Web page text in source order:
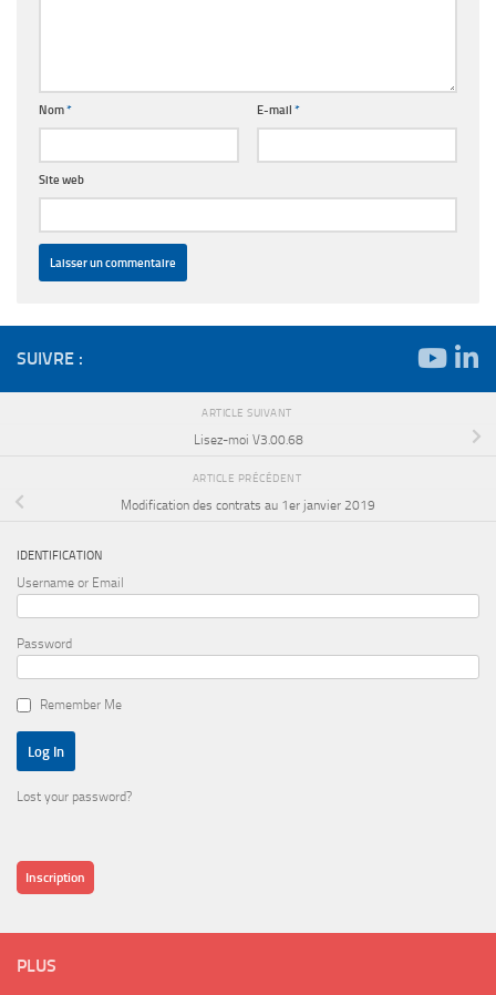
Nom* E-mail *
Site web
SUIVRE :
ARTICLE SUIVANT
Lisez-moi V3.00.68
ARTICLE PRÉCÉDENT
Modification des contrats au 1er janvier 2019
IDENTIFICATION
Username or Email
Password
Remember Me
Lost your password?
Inscription
PLUS